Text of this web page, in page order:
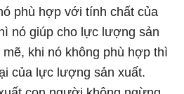
phù hợp với tính chất của
nó giúp cho lực lượng sản
khi nó không phù hợp thì
của lực lượng sản xuất.